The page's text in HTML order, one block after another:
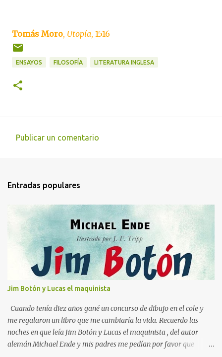
Tomás Moro, Utopía, 1516
ENSAYOS FILOSOFÍA LITERATURA INGLESA
e
s
Publicar un comentario
Entradas populares
Jim Botón y Lucas el maquinista
Cuando tenía diez años gané un concurso de dibujo en el cole y
me regalaron un libro que me cambiaría la vida. Recuerdo las
noches en que leía Jim Botón y Lucas el maquinista , del autor
alemán Michael Ende y mis padres me pedían por favor que